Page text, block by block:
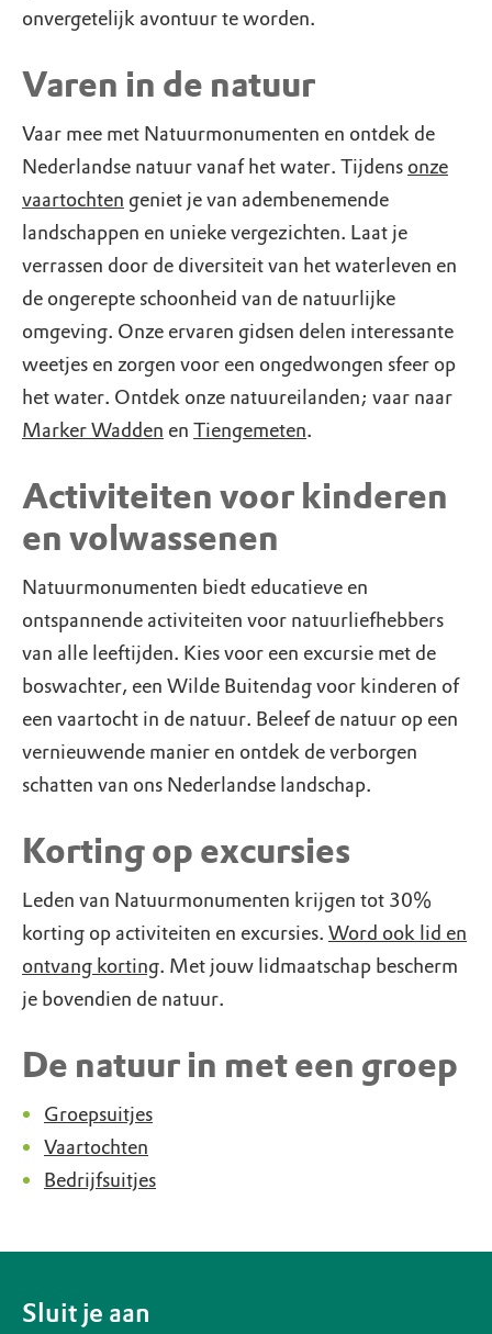
onvergetelijk avontuur te worden.
Varen in de natuur
Vaar mee met Natuurmonumenten en ontdek de
Nederlandse natuur vanaf het water. Tijdens onze
vaartochten geniet je van adembenemende
landschappen en unieke vergezichten. Laat je
verrassen door de diversiteit van het waterleven en
de ongerepte schoonheid van de natuurlijke
omgeving. Onze ervaren gidsen delen interessante
weetjes en zorgen voor een ongedwongen sfeer op
het water. Ontdek onze natuureilanden; vaar naar
Marker Wadden en Tiengemeten.
Activiteiten voor kinderen
en volwassenen
Natuurmonumenten biedt educatieve en
ontspannende activiteiten voor natuurliefhebbers
van alle leeftijden. Kies voor een excursie met de
boswachter, een Wilde Buitendag voor kinderen of
een vaartocht in de natuur. Beleef de natuur op een
vernieuwende manier en ontdek de verborgen
schatten van ons Nederlandse landschap.
Korting op excursies
Leden van Natuurmonumenten krijgen tot 30%
korting op activiteiten en excursies. Word ook lid en
ontvang korting. Met jouw lidmaatschap bescherm
je bovendien de natuur.
De natuur in met een groep
Groepsuitjes
Vaartochten
Bedrijfsuitjes
Sluit je aan